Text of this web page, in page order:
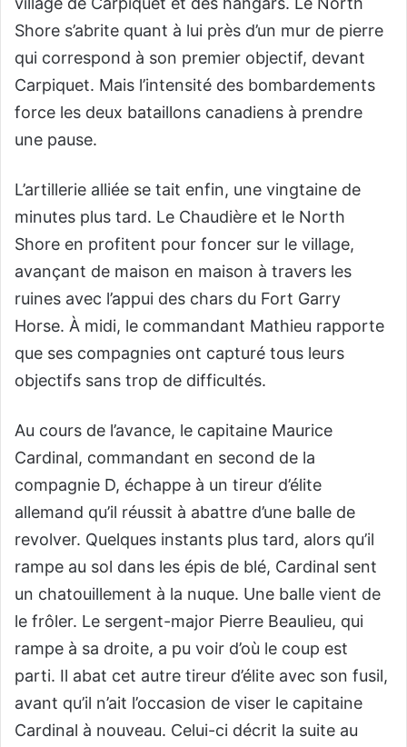
Shore s’abrite quant à lui près d’un mur de pierre
qui correspond à son premier objectif, devant
Carpiquet. Mais l’intensité des bombardements
force les deux bataillons canadiens à prendre
une pause.
L’artillerie alliée se tait enfin, une vingtaine de
minutes plus tard. Le Chaudière et le North
Shore en profitent pour foncer sur le village,
avançant de maison en maison à travers les
ruines avec l’appui des chars du Fort Garry
Horse. À midi, le commandant Mathieu rapporte
que ses compagnies ont capturé tous leurs
objectifs sans trop de difficultés.
Au cours de l’avance, le capitaine Maurice
Cardinal, commandant en second de la
compagnie D, échappe à un tireur d’élite
allemand qu’il réussit à abattre d’une balle de
revolver. Quelques instants plus tard, alors qu’il
rampe au sol dans les épis de blé, Cardinal sent
un chatouillement à la nuque. Une balle vient de
le frôler. Le sergent-major Pierre Beaulieu, qui
rampe à sa droite, a pu voir d’où le coup est
parti. Il abat cet autre tireur d’élite avec son fusil,
avant qu’il n’ait l’occasion de viser le capitaine
Cardinal à nouveau. Celui-ci décrit la suite au